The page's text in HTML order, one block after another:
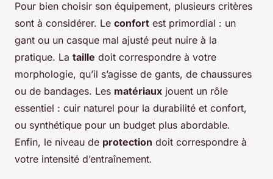
Pour bien choisir son équipement, plusieurs critères
sont à considérer. Le confort est primordial : un
gant ou un casque mal ajusté peut nuire à la
pratique. La taille doit correspondre à votre
morphologie, qu’il s’agisse de gants, de chaussures
ou de bandages. Les matériaux jouent un rôle
essentiel : cuir naturel pour la durabilité et confort,
ou synthétique pour un budget plus abordable.
Enfin, le niveau de protection doit correspondre à
votre intensité d’entraînement.